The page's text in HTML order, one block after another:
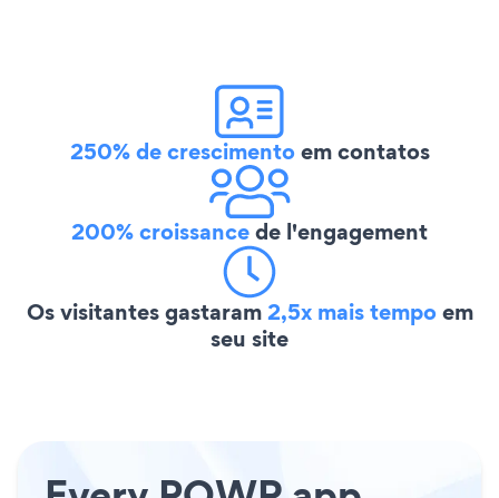
250% de crescimentoem contatos
200% croissancede l'engagement
Os visitantes gastaram2,5x mais tempoem
seu site